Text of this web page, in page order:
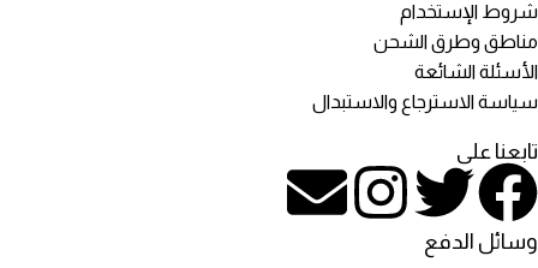
شروط الإستخدام
مناطق وطرق الشحن
الأسئلة الشائعة
سياسة الاسترجاع والاستبدال
تابعنا على
وسائل الدفع